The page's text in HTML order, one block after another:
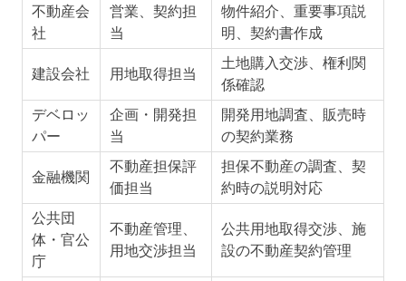
不動産会
社
営業、契約担
当
物件紹介、重要事項説
明、契約書作成
建設会社 用地取得担当
土地購入交渉、権利関
係確認
デベロッ
パー
企画・開発担
当
開発用地調査、販売時
の契約業務
金融機関
不動産担保評
価担当
担保不動産の調査、契
約時の説明対応
公共団
体・官公
庁
不動産管理、
用地交渉担当
公共用地取得交渉、施
設の不動産契約管理